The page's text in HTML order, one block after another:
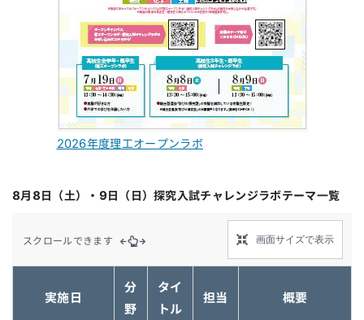
2026年度理工オープンラボ
8月8日（土）・9日（日）探究入試チャレンジラボテーマ一覧
スクロールできます 画面サイズで表示
実施日
分
野
タイ
トル
担当 概要